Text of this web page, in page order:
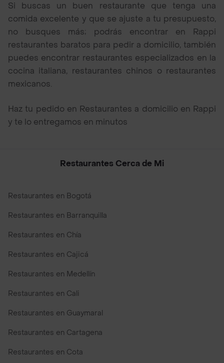
Si buscas un buen restaurante que tenga una
comida excelente y que se ajuste a tu presupuesto,
no busques más; podrás encontrar en Rappi
restaurantes baratos para pedir a domicilio, también
puedes encontrar restaurantes especializados en la
cocina italiana, restaurantes chinos o restaurantes
mexicanos.
Haz tu pedido en Restaurantes a domicilio en Rappi
y te lo entregamos en minutos
Restaurantes Cerca de Mi
Restaurantes en Bogotá
Restaurantes en Barranquilla
Restaurantes en Chía
Restaurantes en Cajicá
Restaurantes en Medellín
Restaurantes en Cali
Restaurantes en Guaymaral
Restaurantes en Cartagena
Restaurantes en Cota